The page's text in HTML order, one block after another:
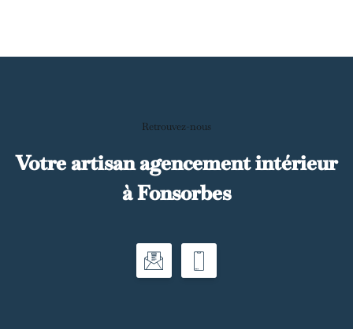
Retrouvez-nous
Votre artisan agencement intérieur
à Fonsorbes